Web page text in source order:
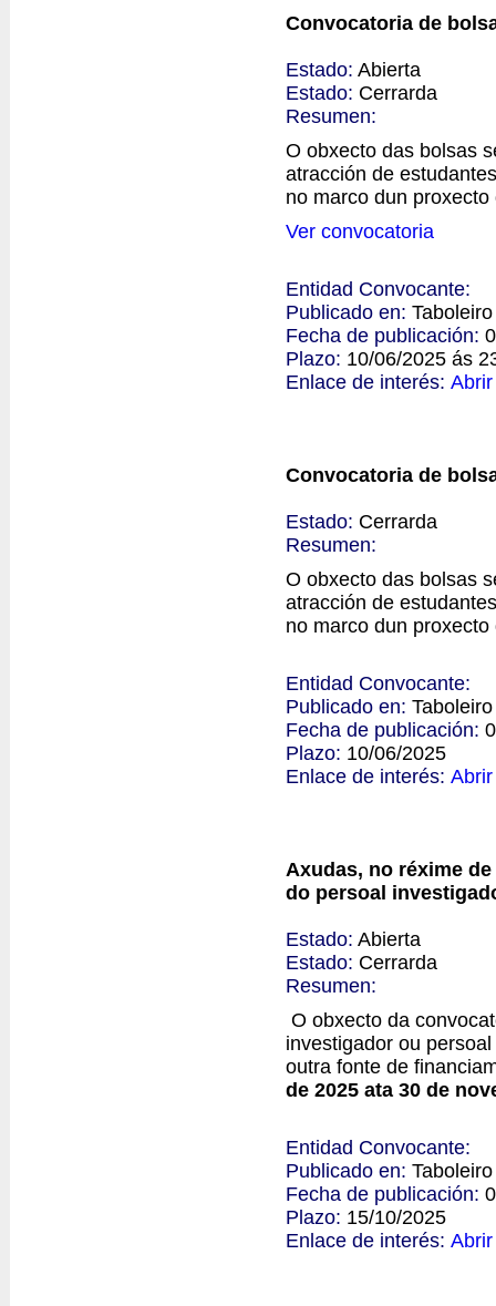
Convocatoria de
Estado: Abierta
Estado: Cerrarda
Resumen:
O obxecto das bolsas
atracción de
no marco dun
Ver convocatoria
Entidad Convocante:
Publicado en:
Fecha de publicación:
Plazo: 10/06/2025 ás
Enlace de interés:
Convocatoria de
Estado: Cerrarda
Resumen:
O obxecto das bolsas
atracción de
no marco dun
Entidad Convocante:
Publicado en:
Fecha de publicación:
Plazo: 10/06/2025
Enlace de interés:
Axudas, no réxime
do persoal
Estado: Abierta
Estado: Cerrarda
Resumen:
O obxecto da
investigador ou
outra fonte de
de 2025 ata 30 de
Entidad Convocante:
Publicado en:
Fecha de publicación:
Plazo: 15/10/2025
Enlace de interés: